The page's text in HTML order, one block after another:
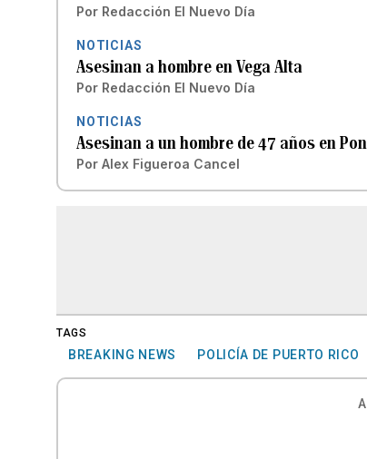
Por Redacción El Nuevo Día
NOTICIAS
Asesinan a hombre en Vega Alta
Por Redacción El Nuevo Día
NOTICIAS
Asesinan a un hombre de 47 años en
Por Alex Figueroa Cancel
TAGS
BREAKING NEWS POLICÍA DE PUERTO RICO